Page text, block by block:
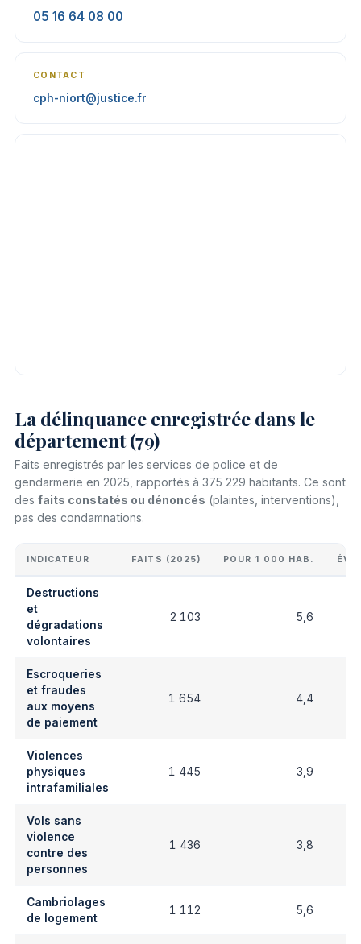
05 16 64 08 00
CONTACT
cph-niort@justice.fr
La délinquance enregistrée dans le
département (79)
Faits enregistrés par les services de police et de
gendarmerie en 2025, rapportés à 375 229 habitants. Ce sont
des faits constatés ou dénoncés (plaintes, interventions),
pas des condamnations.
INDICATEUR FAITS (2025) POUR 1 000 HAB.
Destructions
et
dégradations
volontaires
2 103 5,6
Escroqueries
et fraudes
aux moyens
de paiement
1 654 4,4
Violences
physiques
intrafamiliales
1 445 3,9
Vols sans
violence
contre des
personnes
1 436 3,8
Cambriolages
de logement
1 112 5,6